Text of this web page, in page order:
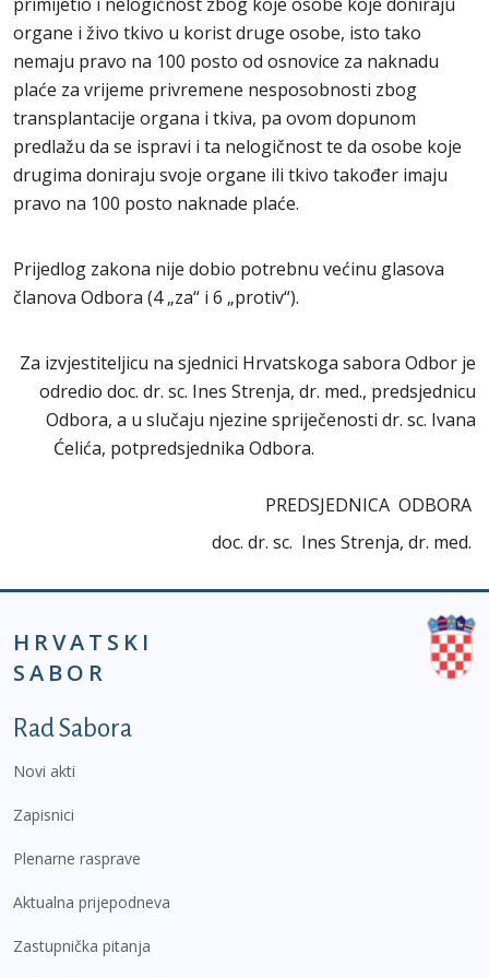
organe i živo tkivo u korist druge osobe, isto tako
nemaju pravo na 100 posto od osnovice za naknadu
plaće za vrijeme privremene nesposobnosti zbog
transplantacije organa i tkiva, pa ovom dopunom
predlažu da se ispravi i ta nelogičnost te da osobe koje
drugima doniraju svoje organe ili tkivo također imaju
pravo na 100 posto naknade plaće.
Prijedlog zakona nije dobio potrebnu većinu glasova
članova Odbora (4 „za“ i 6 „protiv“).
Za izvjestiteljicu na sjednici Hrvatskoga sabora Odbor je
odredio doc. dr. sc. Ines Strenja, dr. med., predsjednicu
Odbora, a u slučaju njezine spriječenosti dr. sc. Ivana
Ćelića, potpredsjednika Odbora.
PREDSJEDNICA ODBORA
doc. dr. sc. Ines Strenja, dr. med.
HRVATSKI
SABOR
Podnožje prvi izbornik
Rad Sabora
Novi akti
Zapisnici
Plenarne rasprave
Aktualna prijepodneva
Zastupnička pitanja